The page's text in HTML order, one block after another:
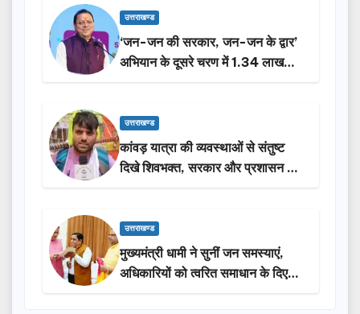
उत्तराखण्ड
‘जन-जन की सरकार, जन-जन के द्वार’
अभियान के दूसरे चरण में 1.34 लाख
लोगों की भागीदारी…
उत्तराखण्ड
कांवड़ यात्रा की व्यवस्थाओं से संतुष्ट
दिखे शिवभक्त, सरकार और प्रशासन की
सराहना…
उत्तराखण्ड
मुख्यमंत्री धामी ने सुनीं जन समस्याएं,
अधिकारियों को त्वरित समाधान के दिए
निर्देश